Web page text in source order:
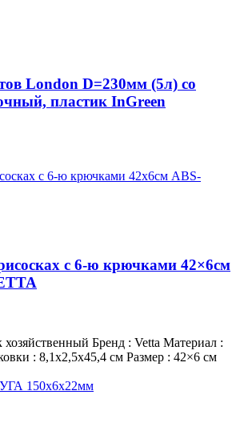
London D=230мм (5л) со
пластик InGreen
с 6-ю крючками 42×6см
Бренд : Vetta Материал :
: 8,1х2,5х45,4 см Размер : 42×6 см